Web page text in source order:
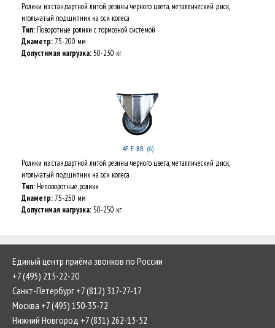
Ролики из стандартной литой резины черного цвета, металлический диск,
игольчатый подшипник на оси колеса
Тип: Поворотные ролики с тормозной системой
Диаметр:75-200 мм
Допустимая нагрузка:50-230 кг
4F-F-BR (6)
Ролики из стандартной литой резины черного цвета, металлический диск,
игольчатый подшипник на оси колеса
Тип: Неповоротные ролики
Диаметр:75-250 мм
Допустимая нагрузка:50-250 кг
Единый центр приёма звонков по России
+7 (495) 215-22-20
Санкт-Петербург +7 (812) 317-27-17
Москва +7 (495) 150-35-72
Нижний Новгород +7 (831) 262-13-52